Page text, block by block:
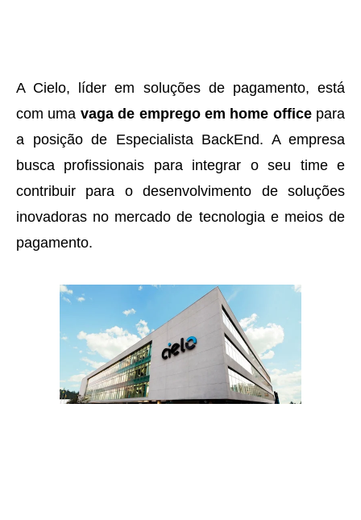
A Cielo, líder em soluções de pagamento, está
com uma vaga de emprego em home officepara
a posição de Especialista BackEnd. A empresa
busca profissionais para integrar o seu time e
contribuir para o desenvolvimento de soluções
inovadoras no mercado de tecnologia e meios de
pagamento.